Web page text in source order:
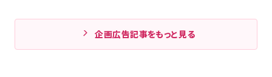
企画広告記事をもっと見る